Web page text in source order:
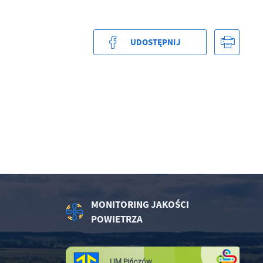
UDOSTĘPNIJ
MONITORING JAKOŚCI
POWIETRZA